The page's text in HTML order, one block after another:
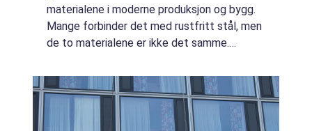
materialene i moderne produksjon og bygg.
Mange forbinder det med rustfritt stål, men
de to materialene er ikke det samme.
stål med et tynt sjikt sink, slik at stålet...